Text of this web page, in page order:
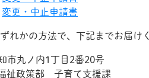
変更・中止申請書
れかの方法で、下記までお届け
丸ノ内1丁目2番20号
祉政策部 子育て支援課